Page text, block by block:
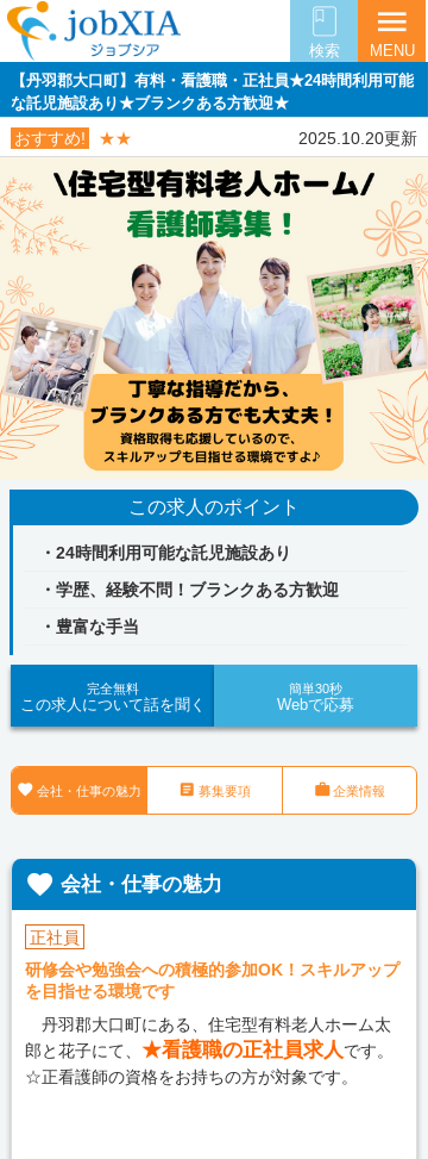
検索
menu
MENU
【丹羽郡大口町】有料・看護職・正社員★24時間利用可能
な託児施設あり★ブランクある方歓迎★
おすすめ! ★★ 2025.10.20更新
この求人のポイント
・24時間利用可能な託児施設あり
・学歴、経験不問！ブランクある方歓迎
・豊富な手当
完全無料
この求人について話を聞く
簡単30秒
Webで応募
 会社・仕事の魅力  募集要項 企業情報
 会社・仕事の魅力
正社員
研修会や勉強会への積極的参加OK！スキルアップ
を目指せる環境です
丹羽郡大口町にある、住宅型有料老人ホーム太
郎と花子にて、★看護職の正社員求人です。
☆正看護師の資格をお持ちの方が対象です。